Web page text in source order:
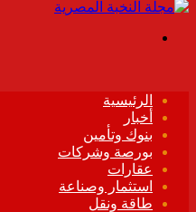
الرئيسية
أخبار
بنوك وتأمين
بورصة وشركات
عقارات
استثمار وصناعة
طاقة ونقل